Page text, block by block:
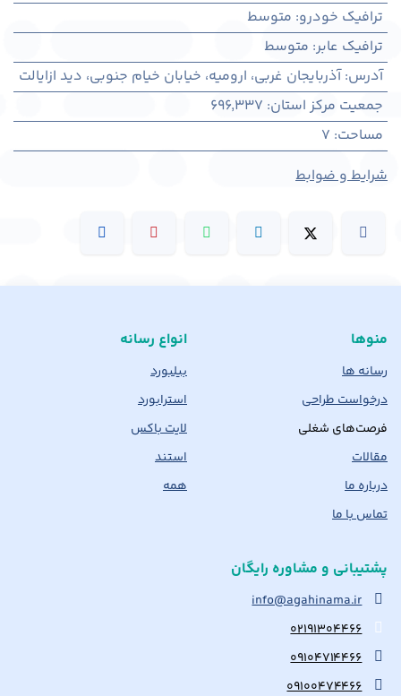
ترافیک خودرو: متوسط
ترافیک عابر: متوسط
آدرس:آذربايجان غربی، اروميه، خیابان خیام جنوبی، دید ازایالت
جمعیت مرکز استان:
696,337
مساحت:
7
شرایط و ضوابط
منوها
رسانه ها
درخواست طراحی
فرصت‌های شغلی
مقالات
درباره ما
تماس با ما
انواع رسانه
بیلبورد
استرابورد
لایت باکس
استند
همه
پشتیبانی و مشاوره رایگان
info@agahinama.ir
۰۲۱۹۱۳۰۴۴۶۶
۰۹۱۰۴۷۱۴۴۶۶
۰۹۱۰۰۴۷۴۴۶۶